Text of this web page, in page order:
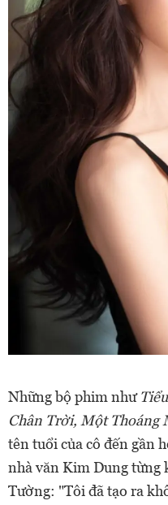
Những bộ phim như
Chân Trời, Một Thoáng
tên tuổi của cô đến gần
nhà văn Kim Dung từng
Tường: "Tôi đã tạo ra